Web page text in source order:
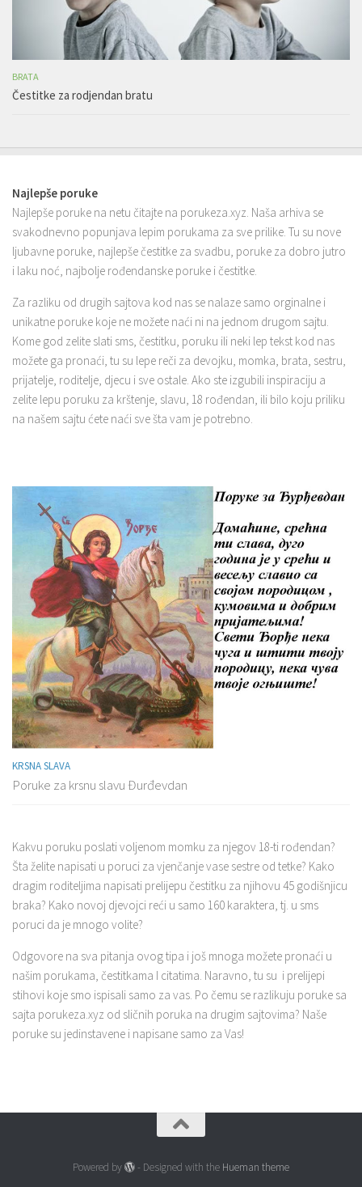
BRATA
Čestitke za rodjendan bratu
Najlepše poruke
Najlepše poruke na netu čitajte na porukeza.xyz. Naša arhiva se
svakodnevno popunjava lepim porukama za sve prilike. Tu su nove
ljubavne poruke, najlepše čestitke za svadbu, poruke za dobro jutro
i laku noć, najbolje rođendanske poruke i čestitke.
Za razliku od drugih sajtova kod nas se nalaze samo orginalne i
unikatne poruke koje ne možete naći ni na jednom drugom sajtu.
Kome god zelite slati sms, čestitku, poruku ili neki lep tekst kod nas
možete ga pronaći, tu su lepe reči za devojku, momka, brata, sestru,
prijatelje, roditelje, djecu i sve ostale. Ako ste izgubili inspiraciju a
zelite lepu poruku za krštenje, slavu, 18 rođendan, ili bilo koju priliku
na našem sajtu ćete naći sve šta vam je potrebno.
KRSNA SLAVA
Poruke za krsnu slavu Đurđevdan
Kakvu poruku poslati voljenom momku za njegov 18-ti rođendan?
Šta želite napisati u poruci za vjenčanje vase sestre od tetke? Kako
dragim roditeljima napisati prelijepu čestitku za njihovu 45 godišnjicu
braka? Kako novoj djevojci reći u samo 160 karaktera, tj. u sms
poruci da je mnogo volite?
Odgovore na sva pitanja ovog tipa i još mnoga možete pronaći u
našim porukama, čestitkama I citatima. Naravno, tu su i prelijepi
stihovi koje smo ispisali samo za vas. Po čemu se razlikuju poruke sa
sajta porukeza.xyz od sličnih poruka na drugim sajtovima? Naše
poruke su jedinstavene i napisane samo za Vas!
Powered by - Designed with the Hueman theme